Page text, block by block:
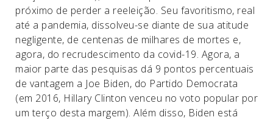
próximo de perder a reeleição. Seu favoritismo, real
até a pandemia, dissolveu-se diante de sua atitude
negligente, de centenas de milhares de mortes e,
agora, do recrudescimento da covid-19. Agora, a
maior parte das pesquisas dá 9 pontos percentuais
de vantagem a Joe Biden, do Partido Democrata
(em 2016, Hillary Clinton venceu no voto popular por
um terço desta margem). Além disso, Biden está